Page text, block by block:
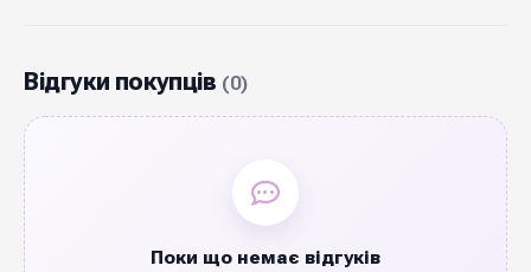
Відгуки покупців (0)
Поки що немає відгуків